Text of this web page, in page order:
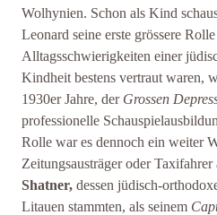
Wolhynien. Schon als Kind
Leonard seine erste grössere
Alltagsschwierigkeiten einer
Kindheit bestens vertraut waren,
1930er Jahre, der Grossen
professionelle
Rolle war es dennoch ein weiter
Zeitungsausträger oder
Shatner, dessen jüdisch-
Litauen stammten, als seinem